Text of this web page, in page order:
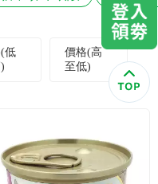
低
價格(高
至低)